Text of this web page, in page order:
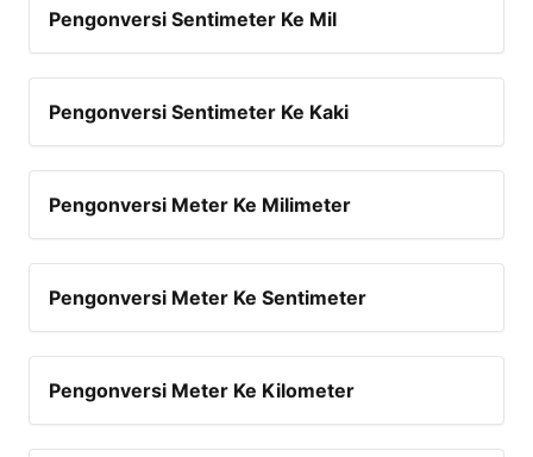
Pengonversi Sentimeter Ke Mil
Pengonversi Sentimeter Ke Kaki
Pengonversi Meter Ke Milimeter
Pengonversi Meter Ke Sentimeter
Pengonversi Meter Ke Kilometer